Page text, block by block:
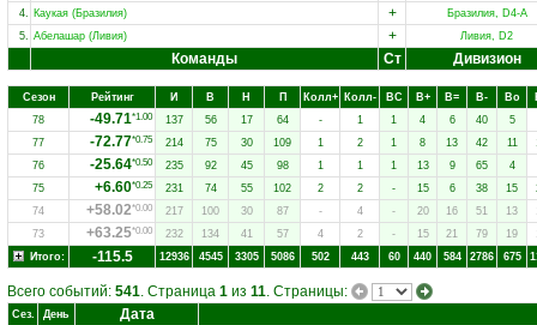
4. Каукая (Бразилия) +
Бразилия, D4-A
5. Абелашар (Ливия) + Ливия, D2
Команды Ст Дивизион
Сезон Рейтинг И В Н П Колл+ Колл- ВC В+ В= В- Вo
78
-49.71*1.00 137 56 17 64 - 1 1 4 6 40
5
77
-72.77*0.75 214 75 30 109 1 2 1 8 13 42 11
76
-25.64*0.50 235 92 45 98 1 1 1 13 9 65 4
75
+6.60*0.25 231 74 55 102 2 2 - 15 6 38 15
74
+58.02*0.00 217 100 30 87 - 4 - 20 16 51 13
73
+63.25*0.00 232 134 41 57 4 2 - 15 21 79 19
Итого:
-115.5 12936 4545 3305 5086 502 443 60 440 584 2786 675
Всего событий: 541. Страница 1 из 11. Страницы:
Сез. День Дата